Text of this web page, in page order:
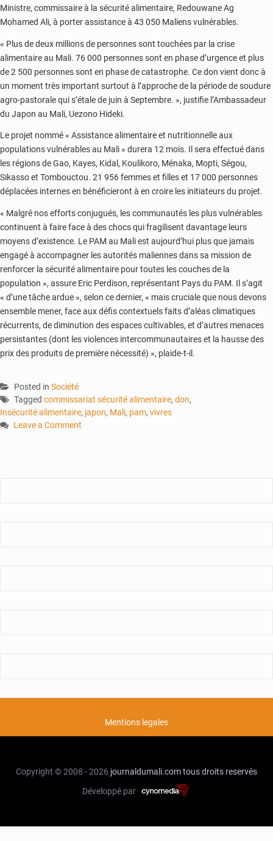
Ministre, commissaire à la sécurité alimentaire, Redouwane Ag
Mohamed Ali, à porter assistance à 43 050 Maliens vulnérables.
« Plus de deux millions de personnes sont touchées par la crise
alimentaire au Mali. 76 000 personnes sont en phase d’urgence et plus
de 2 500 personnes sont en phase de catastrophe. Ce don vient donc à
un moment très important surtout à l’approche de la période de soudure
agro-pastorale qui s’étale de juin à Septembre. », justifie l’Ambassadeur
du Japon au Mali, Uezono Hideki.
Le projet nommé « Assistance alimentaire et nutritionnelle aux
populations vulnérables au Mali » durera 12 mois. Il sera effectué dans
les régions de Gao, Kayes, Kidal, Koulikoro, Ménaka, Mopti, Ségou,
Sikasso et Tombouctou. 21 956 femmes et filles et 17 000 personnes
déplacées internes en bénéficieront à en croire les initiateurs du projet.
« Malgré nos efforts conjugués, les communautés les plus vulnérables
continuent à faire face à des chocs qui fragilisent davantage leurs
moyens d’existence. Le PAM au Mali est aujourd’hui plus que jamais
engagé à accompagner les autorités maliennes dans sa mission de
renforcer la sécurité alimentaire pour toutes les couches de la
population », assure Eric Perdison, représentant Pays du PAM. Il s’agit
« d’une tâche ardue », selon ce dernier, « mais cruciale que nous devons
ensemble mener, face aux défis contextuels faits d’aléas climatiques
récurrents, de diminution des espaces cultivables, et d’autres menaces
persistantes (dont les violences intercommunautaires et la hausse des
prix des produits de première nécessité) », plaide-t-il.
Posted in Société
Tagged commissariat sécurité alimentaire, don,
Insécurité alimentaire, japon, Mali, pam, vivres
Leave a Comment
Mentions legales
Copyright © 2008 - 2026 journaldumali.comtous droits reservés
Développé par